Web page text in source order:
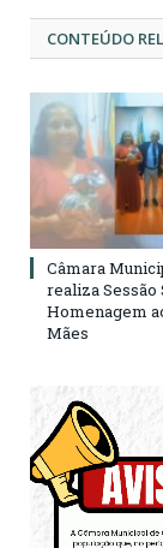
CONTEÚDO
Câmara
realiza Sessão
Homenagem
Mães